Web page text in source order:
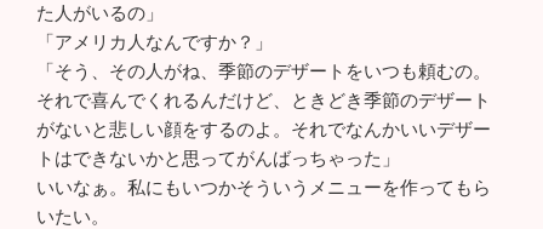
た人がいるの」
「アメリカ人なんですか？」
「そう、その人がね、季節のデザートをいつも頼むの。
それで喜んでくれるんだけど、ときどき季節のデザート
がないと悲しい顔をするのよ。それでなんかいいデザー
トはできないかと思ってがんばっちゃった」
いいなぁ。私にもいつかそういうメニューを作ってもら
いたい。